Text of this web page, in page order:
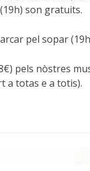
son gratuits.
pel sopar
pels nòstres
a totas e a totis).